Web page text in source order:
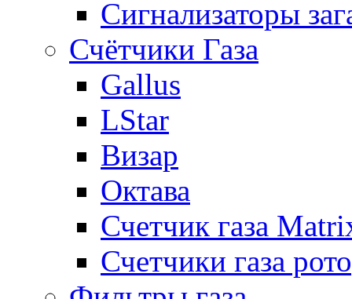
Сигнализаторы
Счётчики Газа
Gallus
LStar
Визар
Октава
Счетчик газа
Счетчики газа